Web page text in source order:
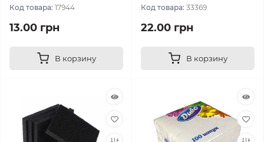
Код товара: 17944
13.00 грн
В корзину
Код товара: 33369
22.00 грн
В корзину